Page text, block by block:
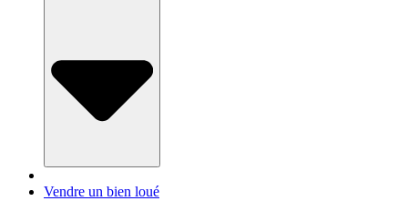
Vendre un bien loué